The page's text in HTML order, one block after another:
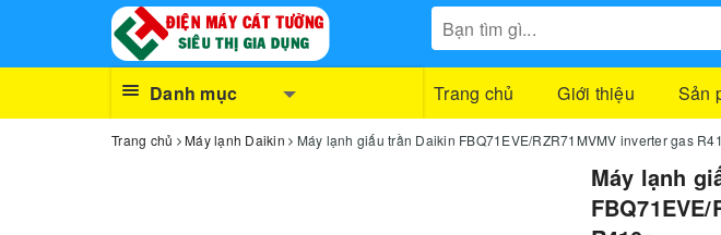
Danh mục Trang chủ Giới thiệu Sản
Trang chủ Máy lạnh Daikin Máy lạnh giấu trần Daikin FBQ71EVE/RZR71MVMV inverter gas
Máy lạnh